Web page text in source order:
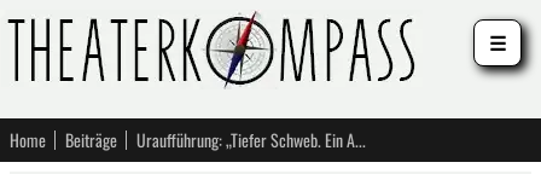
Home Beiträge Uraufführung: „Tiefer Schweb. Ein Auffangbecken von Christoph Marthaler“ in den Münchner Kammerspielen
☰